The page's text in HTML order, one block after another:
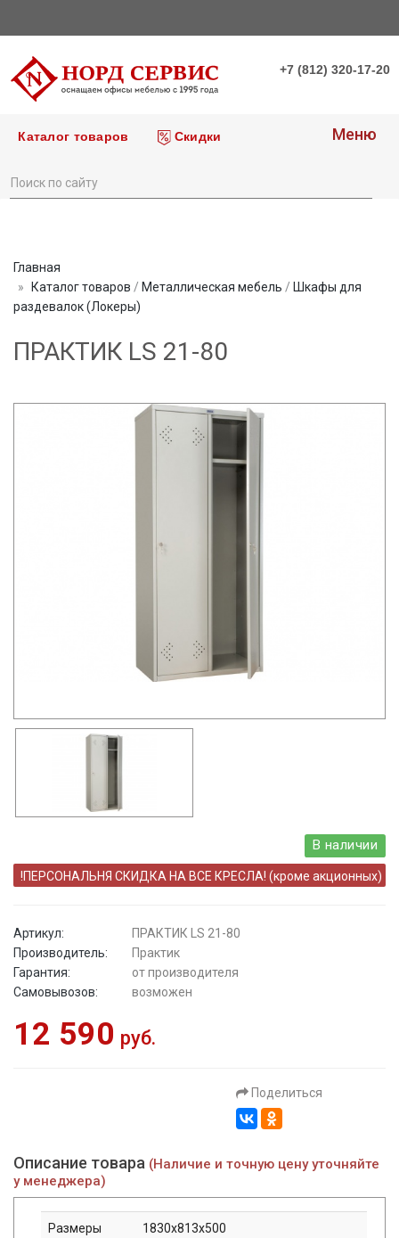
+7 (812) 320-17-20
Каталог товаров Скидки Меню
Главная
Каталог товаров / Металлическая мебель / Шкафы для
раздевалок (Локеры)
ПРАКТИК LS 21-80
В наличии
!ПЕРСОНАЛЬНЯ СКИДКА НА ВСЕ КРЕСЛА! (кроме акционных)
Артикул:
ПРАКТИК LS 21-80
Производитель:
Практик
Гарантия:
от производителя
Самовывозов:
возможен
12 590 руб.
Поделиться
Описание товара (Наличие и точную цену уточняйте
у менеджера)
Размеры
1830x813x500